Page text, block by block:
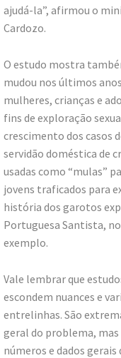
ajudá-la”, afirmou o
Cardozo.
O estudo mostra
mudou nos últimos
mulheres, crianças e
fins de exploração
crescimento dos casos
servidão doméstica de
usadas como “mulas”
jovens traficados para
história dos garotos
Portuguesa Santista,
exemplo.
Vale lembrar que
escondem nuances e
entrelinhas. São
geral do problema,
números e dados